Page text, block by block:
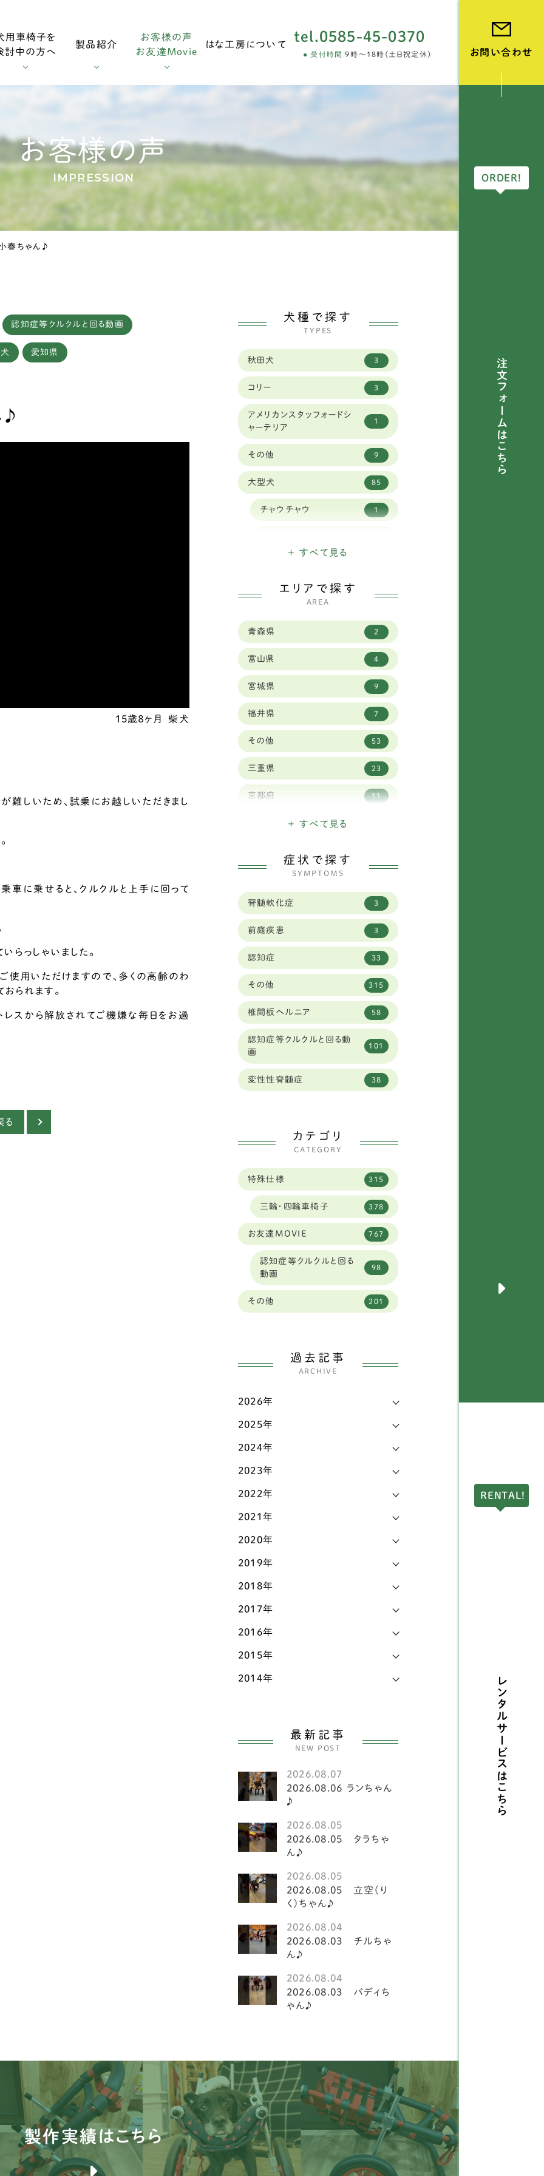
用車椅子を
討中の方へ
調整方法
製品紹介
椅子 大型犬用車椅子
績
お客様の声
お友達Movie
はな工房について
tel.0585-45-0370
受付時間 9時～18時(土日祝定休) お問い合わせ
ORDER!
注文フォームは
こちら
RENTAL!
レンタルサービスは
こちら
お客様の声
IMPRESSION
ちゃん♪
認知症等クルクルと回る動画
愛知県
♪
15歳８ヶ月 柴犬
難しいため、試乗にお越しいただきまし
に乗せると、クルクルと上手に回って
らっしゃいました。
使用いただけますので、多くの高齢のわ
られます。
レスから解放されてご機嫌な毎日をお過
る
犬種で探す
TYPES
秋田犬 3
コリー 3
アメリカンスタッフォードシ
ャーテリア
1
その他 9
大型犬 85
チャウチャウ 1
ゥードル
ナポリタンマスティフ
スタンダードプードル 1
シベリアンハスキー 9
ボーダーコリー 23
セントバーナード 2
バーニーズマウンテンド
ッグ
ロットワイラー 1
ベルジアン シェパード ド
ッグ タービュレン
1
バーニーズマウンテン 3
ホワイトシェパード 2
オールドイングリッシュシ
ープドッグ
グレートピレニーズ 6
レオンベルガー 1
8
ラブラドールレトリーバー 59
ゴールデンレトリーバー
ボクサー 6
シェパード 9
フラットコーテッドレトリ
ーバー
4
中型犬
ダルメシアン 1
ワイヤーフォックステリア 6
ボストンテリア
スピッツ
ウェルシュコーギー
グ（シェルティー）
イングリッシュコッカース
パニエル
シェットランドシープドッ
フレンチブルドッグ
アメリカンコッカースパ
ビーグル 2
コーギー
甲斐犬
スピッツ
小型犬
ヨークシャテリア
ビションフリーゼ
マルチーズ 1
シーズー 21
キャバリア
ダックスフンド 19
イタリアングレイハウンド 2
ミニチュアシュナウザー 8
+ すべて見る
エリアで探す
AREA
青森県 2
富山県 4
宮城県 9
福井県 7
その他 53
三重県 23
京都府 11
千葉県 19
和歌山県 8
埼玉県 23
大分県 1
大阪府 34
奈良県
山口県 2
岡山県 6
岩手県 3
島根県 4
広島 1
広島県 4
徳島県 2
愛知県
新潟県
東京都
栃木県
石川県
神奈川県
福岡県
福島県
香川県
鳥取県 1
+ すべて見る
症状で探す
SYMPTOMS
脊髄軟化症 3
前庭疾患 3
認知症 33
その他 315
椎間板ヘルニア 58
認知症等クルクルと回る動
画
101
変性性脊髄症 38
カテゴリ
CATEGORY
特殊仕様 315
三輪・四輪車椅子 378
お友達MOVIE 767
認知症等クルクルと回る
動画
98
その他 201
過去記事
ARCHIVE
2026年
2025年
2024年
2023年
2022年
2021年
2020年
2019年
2018年
2017年
2016年
2015年
2014年
最新記事
NEW POST
2026.08.07
2026.08.06 ランちゃん
♪
2026.08.05
2026.08.05 タラちゃ
ん♪
2026.08.05
2026.08.05 立空（り
く）ちゃん♪
2026.08.04
2026.08.03 チルちゃ
ん♪
2026.08.04
2026.08.03 バディち
ゃん♪
製作実績はこちら